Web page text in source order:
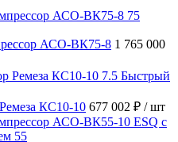
АСО-ВК75-8 1 765 000
Быстрый
КС10-10 677 002 ₽ / шт